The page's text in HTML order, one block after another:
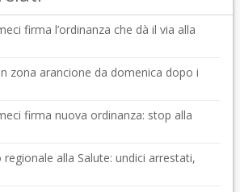
firma l’ordinanza che dà il via alla
zona arancione da domenica dopo i
firma nuova ordinanza: stop alla
regionale alla Salute: undici arrestati,